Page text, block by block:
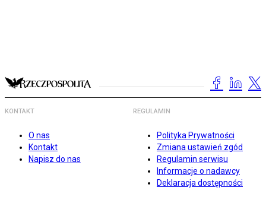
KONTAKT
O nas
Kontakt
Napisz do nas
REGULAMIN
Polityka Prywatności
Zmiana ustawień zgód
Regulamin serwisu
Informacje o nadawcy
Deklaracja dostępności